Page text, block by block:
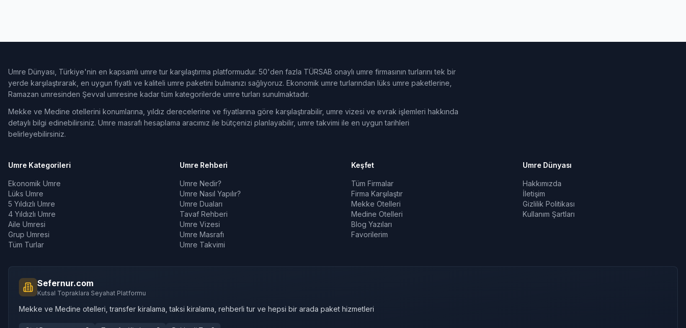
Umre Dünyası, Türkiye'nin en kapsamlı umre tur karşılaştırma platformudur. 50'den fazla TÜRSAB onaylı umre firmasının turlarını tek bir
yerde karşılaştırarak, en uygun fiyatlı ve kaliteli umre paketini bulmanızı sağlıyoruz. Ekonomik umre turlarından lüks umre paketlerine,
Ramazan umresinden Şevval umresine kadar tüm kategorilerde umre turları sunulmaktadır.
Mekke ve Medine otellerini konumlarına, yıldız derecelerine ve fiyatlarına göre karşılaştırabilir, umre vizesi ve evrak işlemleri hakkında
detaylı bilgi edinebilirsiniz. Umre masrafı hesaplama aracımız ile bütçenizi planlayabilir, umre takvimi ile en uygun tarihleri
belirleyebilirsiniz.
Umre Kategorileri
Ekonomik Umre
Lüks Umre
5 Yıldızlı Umre
4 Yıldızlı Umre
Aile Umresi
Grup Umresi
Tüm Turlar
Umre Rehberi
Umre Nedir?
Umre Nasıl Yapılır?
Umre Duaları
Tavaf Rehberi
Umre Vizesi
Umre Masrafı
Umre Takvimi
Keşfet
Tüm Firmalar
Firma Karşılaştır
Mekke Otelleri
Medine Otelleri
Blog Yazıları
Favorilerim
Umre Dünyası
Hakkımızda
İletişim
Gizlilik Politikası
Kullanım Şartları
Sefernur.com
Kutsal Topraklara Seyahat Platformu
Mekke ve Medine otelleri, transfer kiralama, taksi kiralama, rehberli tur ve hepsi bir arada paket hizmetleri